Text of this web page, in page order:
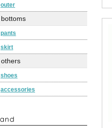
outer
bottoms
pants
skirt
others
shoes
accessories